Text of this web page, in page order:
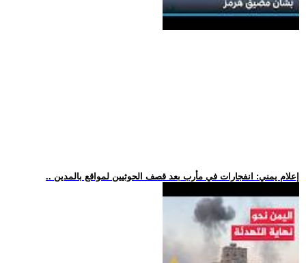
.. إعلام يمني: انفجارات في مأرب بعد قصف الحوثيين لمواقع بالمدين